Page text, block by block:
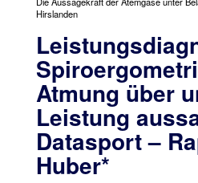
Hirslanden
Atmung über
Leistung
Datasport –
Huber*